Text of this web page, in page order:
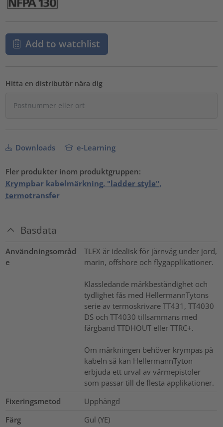
Add to watchlist
Hitta en distributör nära dig
Downloads e-Learning
Fler produkter inom produktgruppen:
Krympbar kabelmärkning, "ladder style",
termotransfer
Basdata
Användningsområd
e
TLFX är idealisk för järnväg under jord,
marin, offshore och flygapplikationer.
Klassledande märkbeständighet och
tydlighet fås med HellermannTytons
serie av termoskrivare TT431, TT4030
DS och TT4030 tillsammans med
färgband TTDHOUT eller TTRC+.
Om märkningen behöver krympas på
kabeln så kan HellermannTyton
erbjuda ett urval av värmepistoler
som passar till de flesta applikationer.
Fixeringsmetod
Upphängd
Färg
Gul (YE)